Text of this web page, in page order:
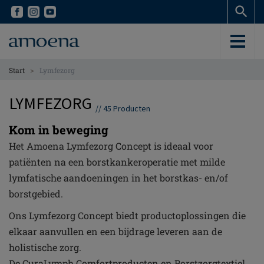
Skip
content
Skip
content
Start > Lymfezorg
LYMFEZORG // 45 Producten
Kom in beweging
Het Amoena Lymfezorg Concept is ideaal voor
patiënten na een borstkankeroperatie met milde
lymfatische aandoeningen in het borstkas- en/of
borstgebied.
Ons Lymfezorg Concept biedt productoplossingen die
elkaar aanvullen en een bijdrage leveren aan de
holistische zorg.